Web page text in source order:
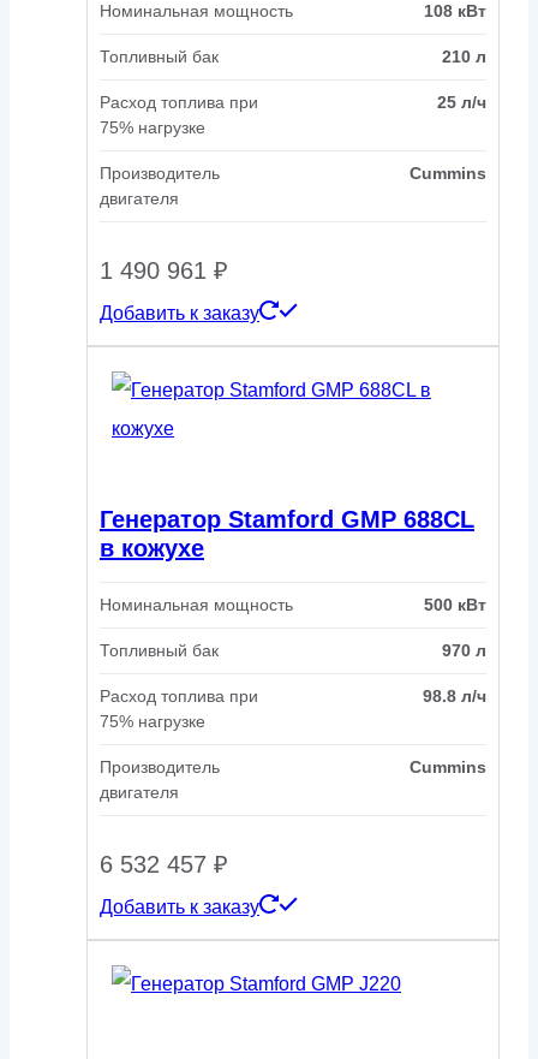
Номинальная мощность 108 кВт
Топливный бак 210 л
Расход топлива при
75% нагрузке
25 л/ч
Производитель
двигателя
Cummins
1 490 961 ₽
Добавить к заказу
Генератор Stamford GMP 688CL
в кожухе
Номинальная мощность 500 кВт
Топливный бак 970 л
Расход топлива при
75% нагрузке
98.8 л/ч
Производитель
двигателя
Cummins
6 532 457 ₽
Добавить к заказу